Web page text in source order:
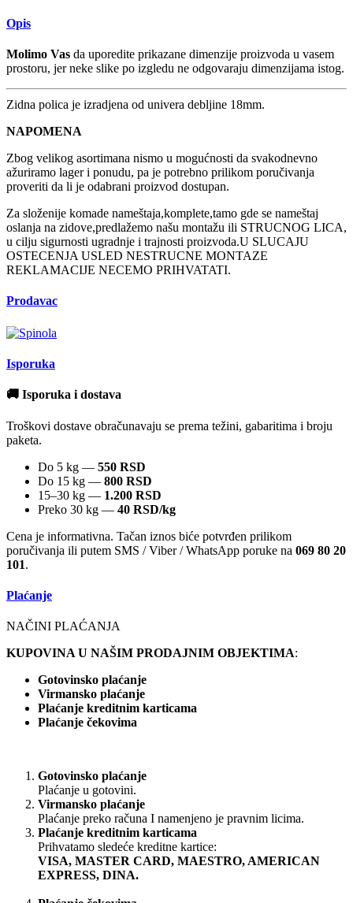
Opis
Molimo Vas da uporedite prikazane dimenzije proizvoda u vasem
prostoru, jer neke slike po izgledu ne odgovaraju dimenzijama istog.
Zidna polica je izradjena od univera debljine 18mm.
NAPOMENA
Zbog velikog asortimana nismo u mogućnosti da svakodnevno
ažuriramo lager i ponudu, pa je potrebno prilikom poručivanja
proveriti da li je odabrani proizvod dostupan.
Za složenije komade nameštaja,komplete,tamo gde se nameštaj
oslanja na zidove,predlažemo našu montažu ili STRUCNOG LICA,
u cilju sigurnosti ugradnje i trajnosti proizvoda.U SLUCAJU
OSTECENJA USLED NESTRUCNE MONTAZE
REKLAMACIJE NECEMO PRIHVATATI.
Prodavac
Isporuka
🚚 Isporuka i dostava
Troškovi dostave obračunavaju se prema težini, gabaritima i broju
paketa.
Do 5 kg — 550 RSD
Do 15 kg — 800 RSD
15–30 kg — 1.200 RSD
Preko 30 kg — 40 RSD/kg
Cena je informativna. Tačan iznos biće potvrđen prilikom
poručivanja ili putem SMS / Viber / WhatsApp poruke na 069 80 20
101.
Plaćanje
NAČINI PLAĆANJA
KUPOVINA U NAŠIM PRODAJNIM OBJEKTIMA:
Gotovinsko plaćanje
Virmansko plaćanje
Plaćanje kreditnim karticama
Plaćanje čekovima
Gotovinsko plaćanje
Plaćanje u gotovini.
Virmansko plaćanje
Plaćanje preko računa I namenjeno je pravnim licima.
Plaćanje kreditnim karticama
Prihvatamo sledeće kreditne kartice:
VISA, MASTER CARD, MAESTRO, AMERICAN
EXPRESS, DINA.